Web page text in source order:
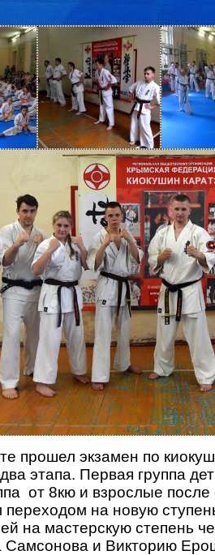
прошел экзамен по
этапа. Первая группа
от 8кю и взрослые
на новую
на мастерскую степень
Самсонова и Викторию